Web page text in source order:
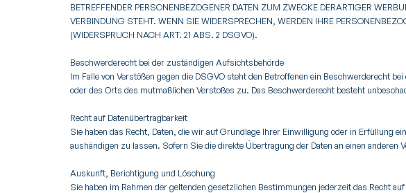
BETREFFENDER PERSONENBEZOGENER DATEN ZUM ZWECKE DERARTIGER
VERBINDUNG STEHT. WENN SIE WIDERSPRECHEN, WERDEN IHRE
(WIDERSPRUCH NACH ART. 21 ABS. 2 DSGVO).
Beschwerderecht bei der zuständigen Aufsichtsbehörde
Im Falle von Verstößen gegen die DSGVO steht den Betroffenen ein
oder des Orts des mutmaßlichen Verstoßes zu. Das Beschwerderecht besteht
Recht auf Datenübertragbarkeit
Sie haben das Recht, Daten, die wir auf Grundlage Ihrer Einwilligung oder in Erfüllung
aushändigen zu lassen. Sofern Sie die direkte Übertragung der Daten an einen
Auskunft, Berichtigung und Löschung
Sie haben im Rahmen der geltenden gesetzlichen Bestimmungen jederzeit das Recht